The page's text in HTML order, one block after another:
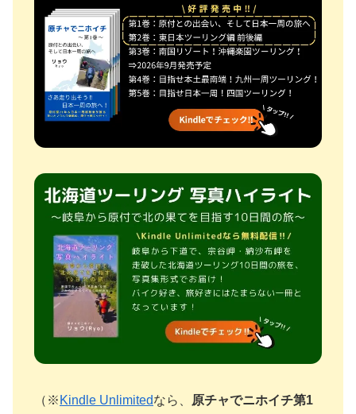
（※ Kindle Unlimitedなら、
原チャでニホイチ第1